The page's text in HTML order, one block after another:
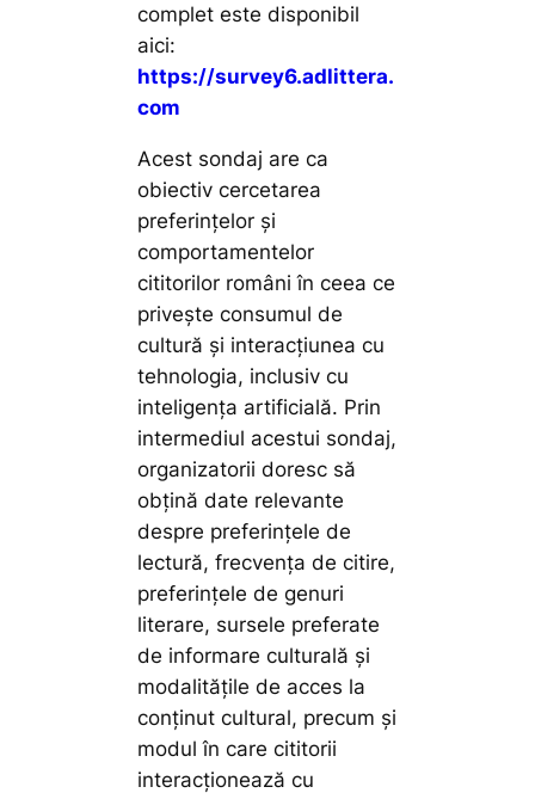
complet este disponibil
aici:
https://survey6.adlittera.
com
Acest sondaj are ca
obiectiv cercetarea
preferințelor și
comportamentelor
cititorilor români în ceea ce
privește consumul de
cultură și interacțiunea cu
tehnologia, inclusiv cu
inteligența artificială. Prin
intermediul acestui sondaj,
organizatorii doresc să
obțină date relevante
despre preferințele de
lectură, frecvența de citire,
preferințele de genuri
literare, sursele preferate
de informare culturală și
modalitățile de acces la
conținut cultural, precum și
modul în care cititorii
interacționează cu